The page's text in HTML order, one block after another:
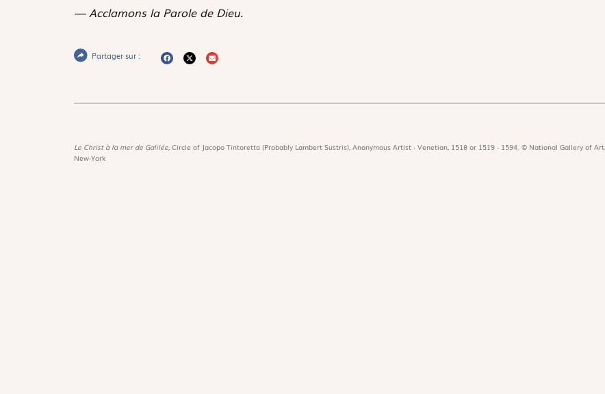
— Acclamons la Parole de Dieu.
Partager sur :
Le Christ à la mer de Galilée, Circle of Jacopo Tintoretto (Probably Lambert Sustris), Anonymous Artist - Venetian, 1518 or 1519 - 1594. © National Gallery of Art,
New-York